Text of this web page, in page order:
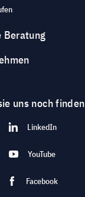
Beratung
uns noch finden
LinkedIn
YouTube
Facebook